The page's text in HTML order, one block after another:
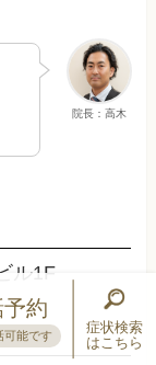
院長：高木
ル1F
予約
可能です
症状検索
はこちら